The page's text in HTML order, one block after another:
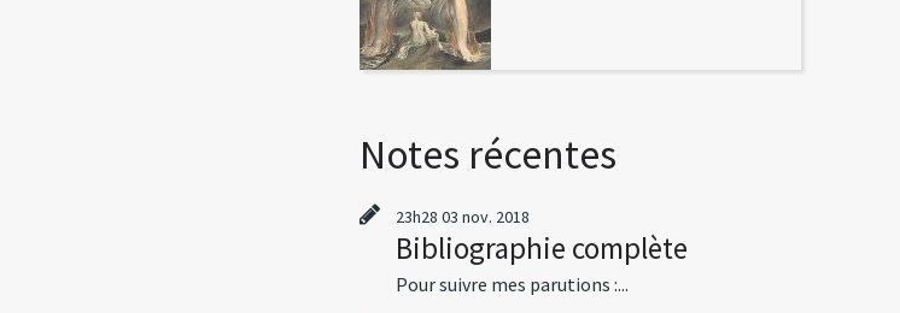
Notes récentes
23h28 03 nov. 2018
Bibliographie complète
Pour suivre mes parutions :...